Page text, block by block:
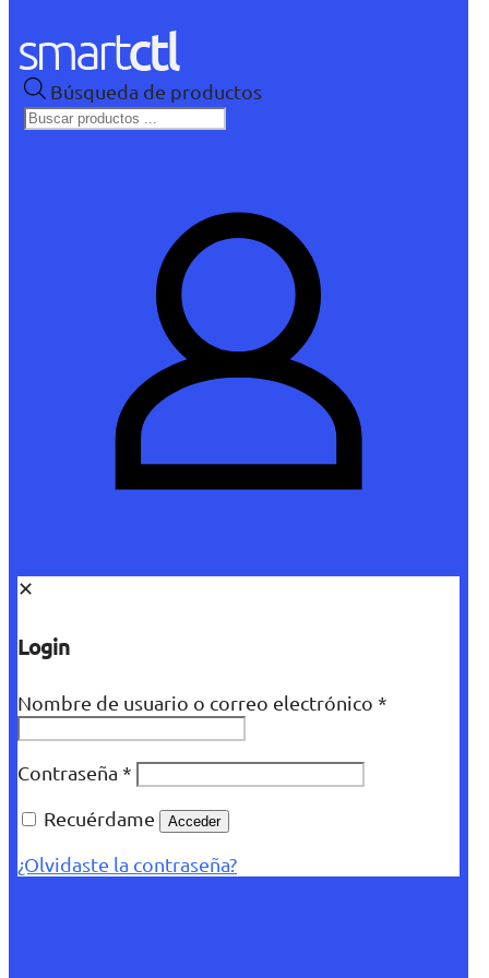
Búsqueda de productos
✕
Login
Nombre de usuario o correo electrónico *
Contraseña *
Recuérdame
Acceder
¿Olvidaste la contraseña?